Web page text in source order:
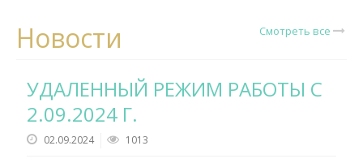
Смотреть все
Новости
УДАЛЕННЫЙ РЕЖИМ РАБОТЫ С
2.09.2024 Г.
02.09.2024 1013